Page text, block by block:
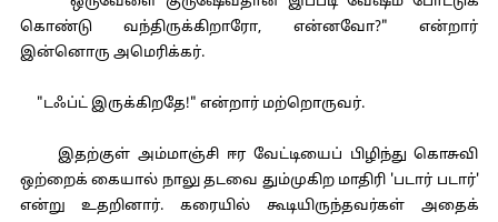
கொண்டு வந்திருக்கிறாரோ, என்னவோ?" என்றார்
இன்னொரு அமெரிக்கர்.
"டஃப்ட் இருக்கிறதே!" என்றார் மற்றொருவர்.
இதற்குள் அம்மாஞ்சி ஈர வேட்டியைப் பிழிந்து கொசுவி
ஒற்றைக் கையால் நாலு தடவை தும்முகிற மாதிரி 'படார் படார்'
என்று உதறினார். கரையில் கூடியிருந்தவர்கள் அதைக்